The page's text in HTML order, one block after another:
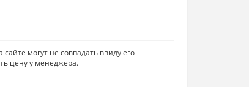
могут не совпадать ввиду его
цену у менеджера.